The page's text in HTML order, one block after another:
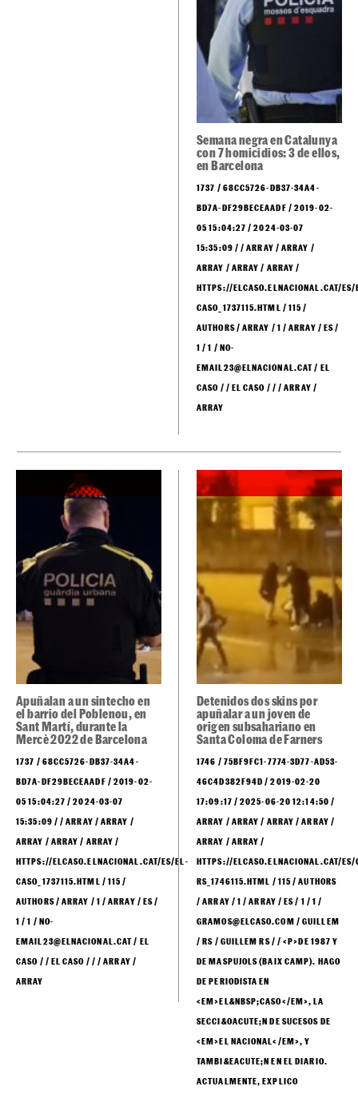
Semana negra en Catalunya
con 7 homicidios: 3 de ellos,
en Barcelona
1737 / 68CC5726-DB37-34A4-
BD7A-DF29BECEAADF / 2019-02-
05 15:04:27 / 2024-03-07
15:35:09 / / ARRAY / ARRAY /
ARRAY / ARRAY / ARRAY /
HTTPS://ELCASO.ELNACIONAL.CAT/ES/
CASO_1737115.HTML / 115 /
AUTHORS / ARRAY / 1 / ARRAY / ES /
1 / 1 / NO-
EMAIL23@ELNACIONAL.CAT / EL
CASO / / EL CASO / / / ARRAY /
ARRAY
Apuñalan a un sintecho en
el barrio del Poblenou, en
Sant Martí, durante la
Mercè 2022 de Barcelona
1737 / 68CC5726-DB37-34A4-
BD7A-DF29BECEAADF / 2019-02-
05 15:04:27 / 2024-03-07
15:35:09 / / ARRAY / ARRAY /
ARRAY / ARRAY / ARRAY /
HTTPS://ELCASO.ELNACIONAL.CAT/ES/EL-
CASO_1737115.HTML / 115 /
AUTHORS / ARRAY / 1 / ARRAY / ES /
1 / 1 / NO-
EMAIL23@ELNACIONAL.CAT / EL
CASO / / EL CASO / / / ARRAY /
ARRAY
Detenidos dos skins por
apuñalar a un joven de
origen subsahariano en
Santa Coloma de Farners
1746 / 75BF9FC1-7774-3D77-AD53-
46C4D382F94D / 2019-02-20
17:09:17 / 2025-06-20 12:14:50 /
ARRAY / ARRAY / ARRAY / ARRAY /
ARRAY / ARRAY /
HTTPS://ELCASO.ELNACIONAL.CAT/
RS_1746115.HTML / 115 / AUTHORS
/ ARRAY / 1 / ARRAY / ES / 1 / 1 /
GRAMOS@ELCASO.COM / GUILLEM
/ RS / GUILLEM RS / / <P>DE 1987 Y
DE MASPUJOLS (BAIX CAMP). HAGO
DE PERIODISTA EN
<EM>EL&NBSP;CASO</EM>, LA
SECCI&OACUTE;N DE SUCESOS DE
<EM>EL NACIONAL</EM>, Y
TAMBI&EACUTE;N EN EL DIARIO.
ACTUALMENTE, EXPLICO